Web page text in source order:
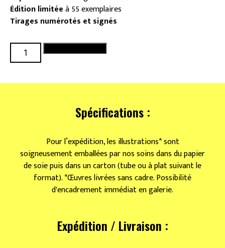
Édition limitéeà 55 exemplaires
Tirages numérotés et signés
quantité
de
seaweed
Spécifications :
Pour l’expédition, les illustrations* sont
soigneusement emballées par nos soins dans du papier
de soie puis dans un carton (tube ou à plat suivant le
format). *Œuvres livrées sans cadre. Possibilité
d'encadrement immédiat en galerie.
Expédition / Livraison :